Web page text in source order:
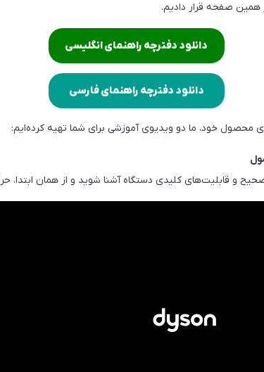
همین صفحه قرار دادیم.
دانلود دفترچه راهنمای انگلیسی
دانلود دفترچه راهنمای فارسی
محصول خود، ما دو ویدیوی آموزشی برای شما تهیه کرده‌ایم:
و قابلیت‌های کلیدی دستگاه آشنا شوید و از همان ابتدا،